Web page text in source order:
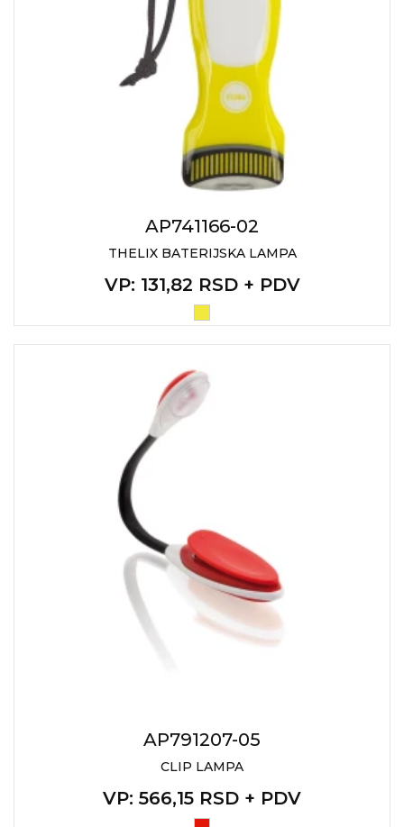
AP741166-02
THELIX BATERIJSKA LAMPA
VP: 131,82 RSD + PDV
AP791207-05
CLIP LAMPA
VP: 566,15 RSD + PDV